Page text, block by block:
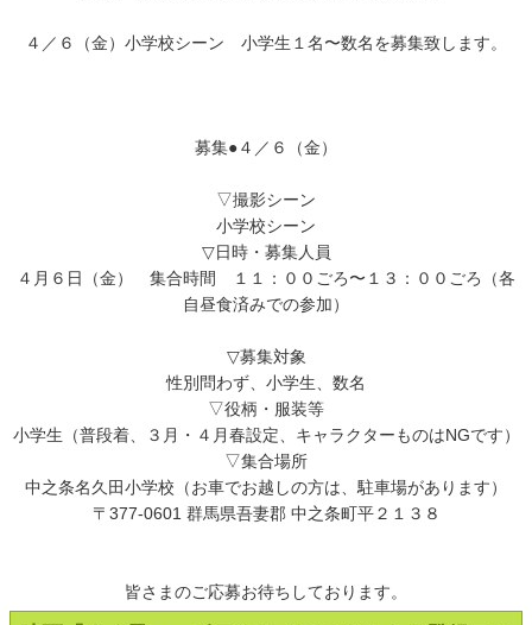
４／６（金）小学校シーン 小学生１名〜数名を募集致します。
募集●４／６（金）
▽撮影シーン
小学校シーン
▽日時・募集人員
４月６日（金） 集合時間 １１：００ごろ〜１３：００ごろ（各
自昼食済みでの参加）
▽募集対象
性別問わず、小学生、数名
▽役柄・服装等
小学生（普段着、３月・４月春設定、キャラクターものはNGです）
▽集合場所
中之条名久田小学校（お車でお越しの方は、駐車場があります）
〒377-0601 群馬県吾妻郡 中之条町平２１３８
皆さまのご応募お待ちしております。